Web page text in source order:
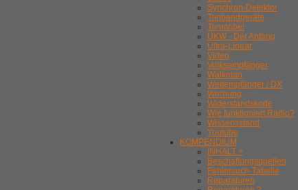
Synchron-Detektor
Tonbandgeräte
Tonmöbel
UKW - Der Anfang
Ultra-Linear
Video
Volksempfänger
Walkman
Weltempfänger / DX
Werbung
Widerstandskode
Wie funktioniert Radio?
Wissensstand
Youtube
KOMPENDIUM
INHALT >
Beschaffungsquellen
Fehlersuch-Tabelle
Reparaturen